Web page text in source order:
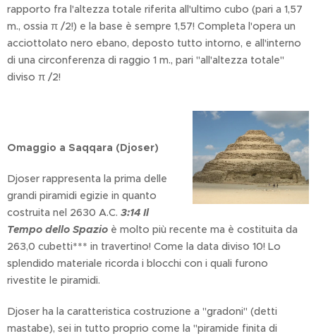
rapporto fra l'altezza totale riferita all'ultimo cubo (pari a 1,57
m., ossia π /2!) e la base è sempre 1,57! Completa l'opera un
acciottolato nero ebano, deposto tutto intorno, e all'interno
di una circonferenza di raggio 1 m., pari "all'altezza totale"
diviso π /2!
Omaggio a Saqqara (Djoser)
Djoser rappresenta la prima delle
grandi piramidi egizie in quanto
costruita nel 2630 A.C. 3:14 Il
Tempo dello Spazio è molto più recente ma è costituita da
263,0 cubetti*** in travertino! Come la data diviso 10! Lo
splendido materiale ricorda i blocchi con i quali furono
rivestite le piramidi.
Djoser ha la caratteristica costruzione a "gradoni" (detti
mastabe), sei in tutto proprio come la "piramide finita di